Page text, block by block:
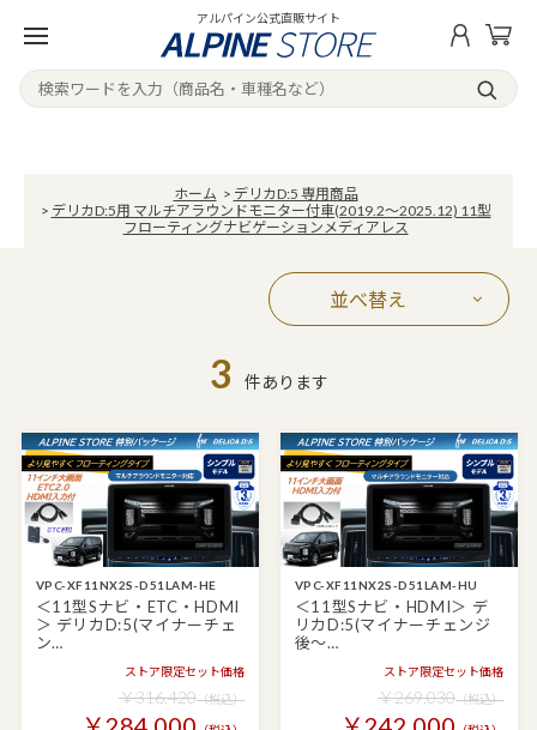
アルパイン公式直販サイト
ホーム > デリカD:5 専用商品
> デリカD:5用 マルチアラウンドモニター付車(2019.2～2025.12) 11型
フローティングナビゲーションメディアレス
並べ替え
3 件あります
VPC-XF11NX2S-D51LAM-HE
＜11型Sナビ・ETC・HDMI
＞ デリカD:5(マイナーチェ
ン…
ストア限定セット価格
￥316,420（税込）
VPC-XF11NX2S-D51LAM-HU
＜11型Sナビ・HDMI＞ デ
リカD:5(マイナーチェンジ
後～…
ストア限定セット価格
￥269,030（税込）